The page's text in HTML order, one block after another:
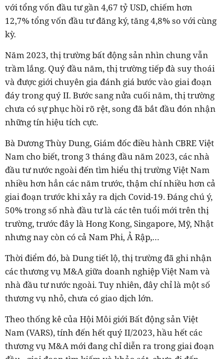
với tổng vốn đầu tư gần 4,67 tỷ USD, chiếm hơn
12,7% tổng vốn đầu tư đăng ký, tăng 4,8% so với cùng
kỳ.
Năm 2023, thị trường bất động sản nhìn chung vẫn
trầm lắng. Quý đầu năm, thị trường tiếp đà suy thoái
và được giới chuyên gia đánh giá bước vào giai đoạn
đáy trong quý II. Bước sang nửa cuối năm, thị trường
chưa có sự phục hồi rõ rệt, song đã bắt đầu đón nhận
những tín hiệu tích cực.
Bà Dương Thùy Dung, Giám đốc điều hành CBRE Việt
Nam cho biết, trong 3 tháng đầu năm 2023, các nhà
đầu tư nước ngoài đến tìm hiểu thị trường Việt Nam
nhiều hơn hẳn các năm trước, thậm chí nhiều hơn cả
giai đoạn trước khi xảy ra dịch Covid-19. Đáng chú ý,
50% trong số nhà đầu tư là các tên tuổi mới trên thị
trường, trước đây là Hong Kong, Singapore, Mỹ, Nhật
nhưng nay còn có cả Nam Phi, Ả Rập,…
Thời điểm đó, bà Dung tiết lộ, thị trường đã ghi nhận
các thương vụ M&A giữa doanh nghiệp Việt Nam và
nhà đầu tư nước ngoài. Tuy nhiên, đây chỉ là một số
thương vụ nhỏ, chưa có giao dịch lớn.
Theo thống kê của Hội Môi giới Bất động sản Việt
Nam (VARS), tính đến hết quý II/2023, hầu hết các
thương vụ M&A mới đang chỉ diễn ra trong giai đoạn